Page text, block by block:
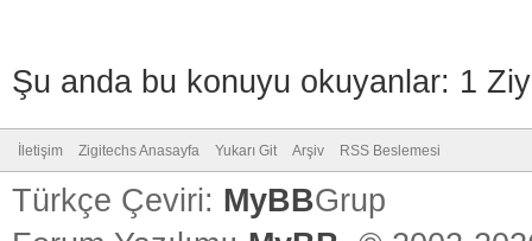
Şu anda bu konuyu okuyanlar: 1
İletişim Zigitechs Anasayfa Yukarı Git Arşiv RSS Beslemesi
Türkçe Çeviri: MyBBGrup